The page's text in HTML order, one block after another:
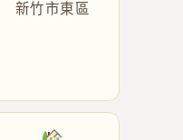
新竹市東區